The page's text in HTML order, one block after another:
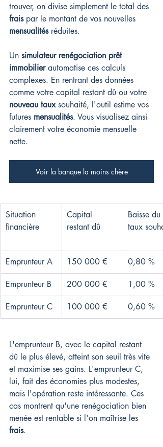
trouver, on divise simplement le total des
frais par le montant de vos nouvelles
mensualités réduites.
Un simulateur renégociation prêt
immobilier automatise ces calculs
complexes. En rentrant des données
comme votre capital restant dû ou votre
nouveau taux souhaité, l'outil estime vos
futures mensualités. Vous visualisez ainsi
clairement votre économie mensuelle
nette.
Voir la banque la moins chère
Situation
financière
Capital
restant dû
Baisse du
taux
Emprunteur A 150 000 € 0,80 %
Emprunteur B 200 000 € 1,00 %
Emprunteur C 100 000 € 0,60 %
L'emprunteur B, avec le capital restant
dû le plus élevé, atteint son seuil très vite
et maximise ses gains. L'emprunteur C,
lui, fait des économies plus modestes,
mais l'opération reste intéressante. Ces
cas montrent qu'une renégociation bien
menée est rentable si l'on maîtrise les
frais.